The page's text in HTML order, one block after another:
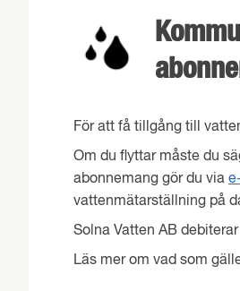
För att få tillgång till
Om du flyttar måste du
abonnemang gör du via
vattenmätarställning på
Solna Vatten AB
Läs mer om vad som